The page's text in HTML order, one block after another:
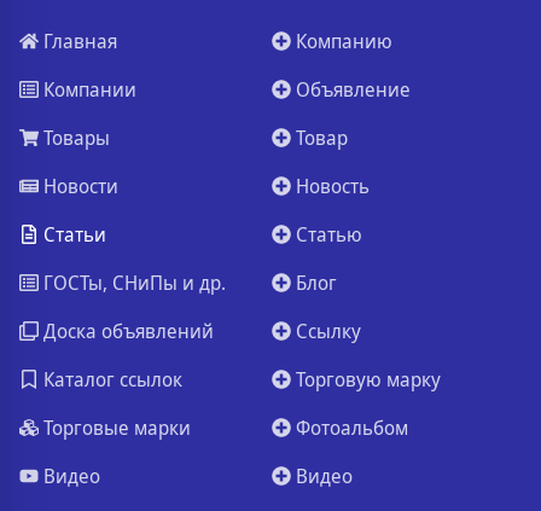
Главная
Компании
Товары
Новости
Статьи
ГОСТы, СНиПы и др.
Доска объявлений
Каталог ссылок
Торговые марки
Видео
Компанию
Объявление
Товар
Новость
Статью
Блог
Ссылку
Торговую марку
Фотоальбом
Видео